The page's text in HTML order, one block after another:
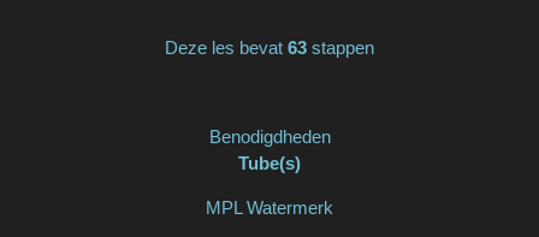
Deze les bevat 63 stappen
Benodigdheden
Tube(s)
MPL Watermerk